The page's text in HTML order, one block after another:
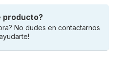
producto?
No dudes en contactarnos